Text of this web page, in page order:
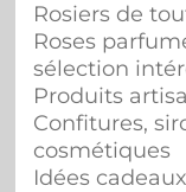
Rosiers de
Roses
sélection
Produits
Confitures,
cosmétiques
Idées